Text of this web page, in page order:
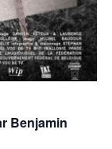
Benjamin